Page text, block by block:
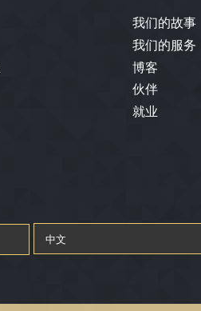
我们的故事
我们的服务
博客
伙伴
就业